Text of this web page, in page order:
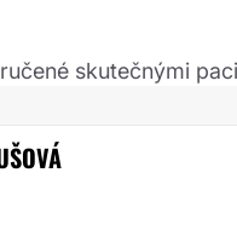
skutečnými